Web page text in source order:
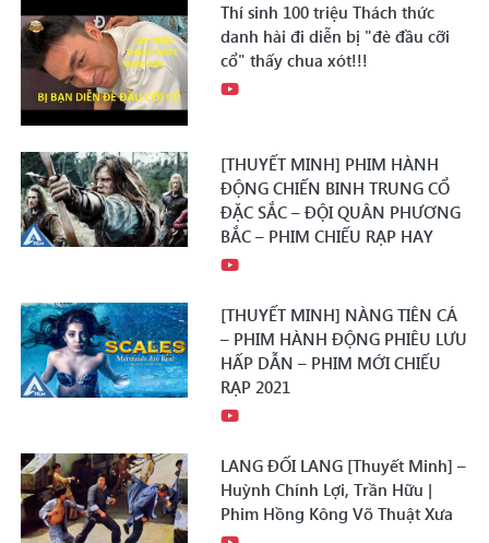
Thí sinh 100 triệu Thách thức
danh hài đi diễn bị "đè đầu cỡi
cổ" thấy chua xót!!!
[THUYẾT MINH] PHIM HÀNH
ĐỘNG CHIẾN BINH TRUNG CỔ
ĐẶC SẮC – ĐỘI QUÂN PHƯƠNG
BẮC – PHIM CHIẾU RẠP HAY
[THUYẾT MINH] NÀNG TIÊN CÁ
– PHIM HÀNH ĐỘNG PHIÊU LƯU
HẤP DẪN – PHIM MỚI CHIẾU
RẠP 2021
LANG ĐỐI LANG [Thuyết Minh] –
Huỳnh Chính Lợi, Trần Hữu |
Phim Hồng Kông Võ Thuật Xưa